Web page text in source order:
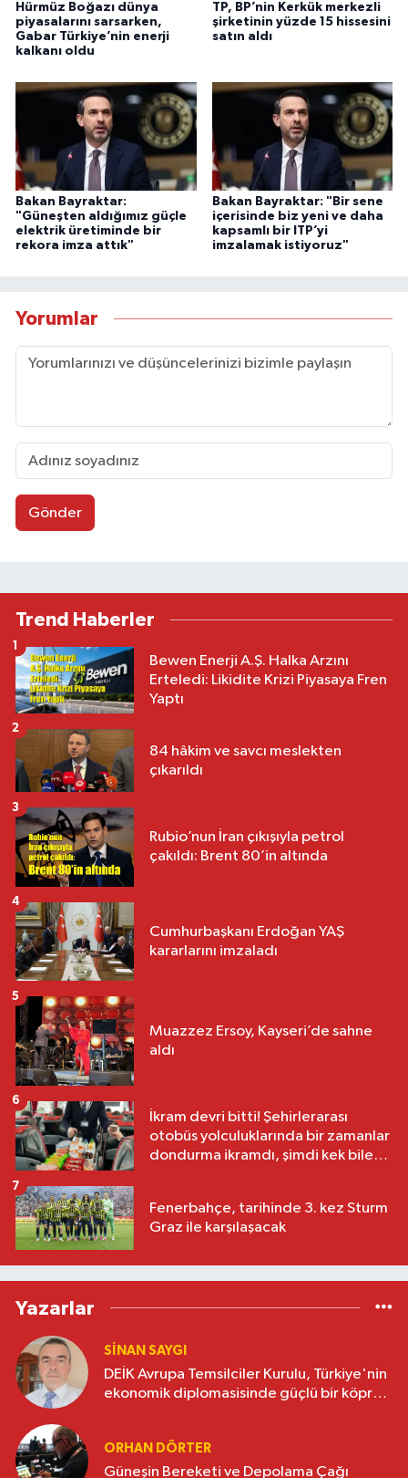
Hürmüz Boğazı dünya
piyasalarını sarsarken,
Gabar Türkiye’nin enerji
kalkanı oldu
TP, BP’nin Kerkük merkezli
şirketinin yüzde 15 hissesini
satın aldı
Bakan Bayraktar:
"Güneşten aldığımız güçle
elektrik üretiminde bir
rekora imza attık"
Bakan Bayraktar: "Bir sene
içerisinde biz yeni ve daha
kapsamlı bir ITP’yi
imzalamak istiyoruz"
Yorumlar
Gönder
Trend Haberler
Bewen Enerji A.Ş. Halka Arzını
Erteledi: Likidite Krizi Piyasaya Fren
Yaptı
1
84 hâkim ve savcı meslekten
çıkarıldı
2
Rubio’nun İran çıkışıyla petrol
çakıldı: Brent 80’in altında
3
Cumhurbaşkanı Erdoğan YAŞ
kararlarını imzaladı
4
Muazzez Ersoy, Kayseri’de sahne
aldı
5
İkram devri bitti! Şehirlerarası
otobüs yolculuklarında bir zamanlar
dondurma ikramdı, şimdi kek bile
6
Fenerbahçe, tarihinde 3. kez Sturm
Graz ile karşılaşacak
7
Yazarlar
SINAN SAYGI
DEİK Avrupa Temsilciler Kurulu, Türkiye'nin
ekonomik diplomasisinde güçlü bir köprü
ORHAN DÖRTER
Güneşin Bereketi ve Depolama Çağı